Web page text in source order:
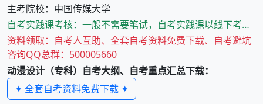
主考院校：中国传媒大学
自考实践课考核：一般不需要笔试，自考实践课以线下考核为主，实践考核的时间与方式由主考院校确定。
资料领取：自考人互助、全套自考资料免费下载、自考避坑
咨询QQ总群：500005660
动漫设计（专科） 自考大纲、自考重点汇总下载：
✦ 全套自考资料免费下载 ✦